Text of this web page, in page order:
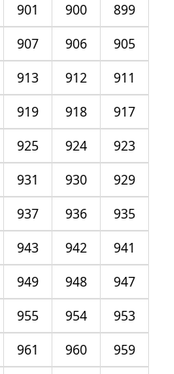
899
900
901
905
906
907
911
912
913
917
918
919
923
924
925
929
930
931
935
936
937
941
942
943
947
948
949
953
954
955
959
960
961